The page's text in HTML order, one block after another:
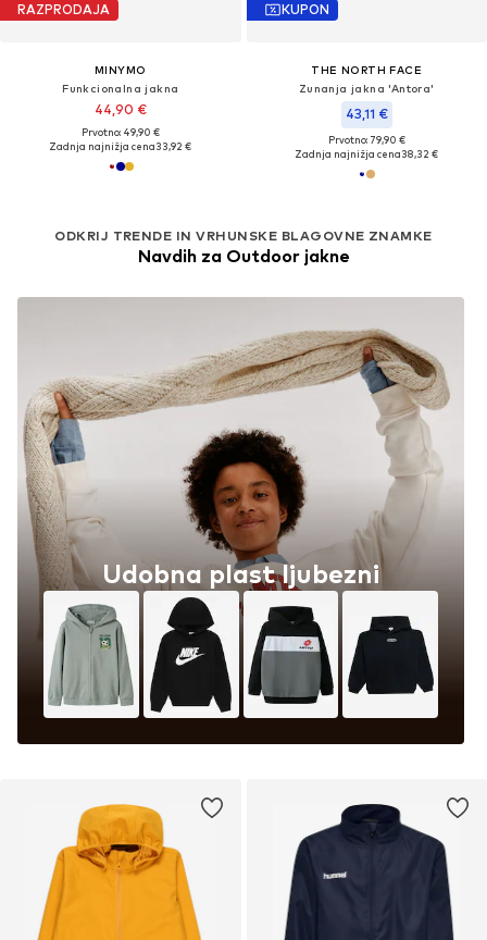
RAZPRODAJA
MINYMO
Funkcionalna jakna
44,90 €
Prvotno: 49,90 €
Zadnja najnižja cena33,92 €
KUPON
THE NORTH FACE
Zunanja jakna 'Antora'
43,11 €
Prvotno: 79,90 €
Zadnja najnižja cena38,32 €
ODKRIJ TRENDE IN VRHUNSKE BLAGOVNE ZNAMKE
Navdih za Outdoor jakne
Udobna plast ljubezni